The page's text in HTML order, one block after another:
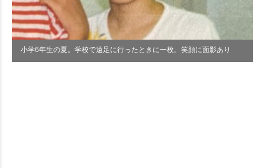
小学6年生の夏。学校で遠足に行ったときに一枚。笑顔に面影あり